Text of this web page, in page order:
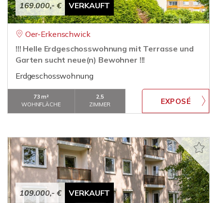
169.000,- € VERKAUFT
Oer-Erkenschwick
!!! Helle Erdgeschosswohnung mit Terrasse und
Garten sucht neue(n) Bewohner !!!
Erdgeschosswohnung
73 m²
WOHNFLÄCHE
2,5
ZIMMER
109.000,- € VERKAUFT